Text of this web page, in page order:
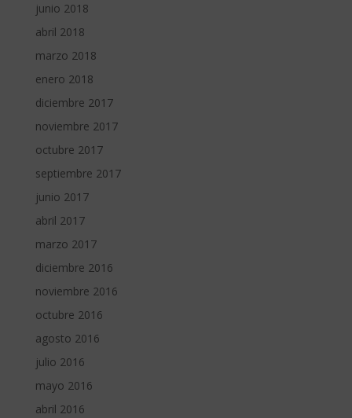
junio 2018
abril 2018
marzo 2018
enero 2018
diciembre 2017
noviembre 2017
octubre 2017
septiembre 2017
junio 2017
abril 2017
marzo 2017
diciembre 2016
noviembre 2016
octubre 2016
agosto 2016
julio 2016
mayo 2016
abril 2016